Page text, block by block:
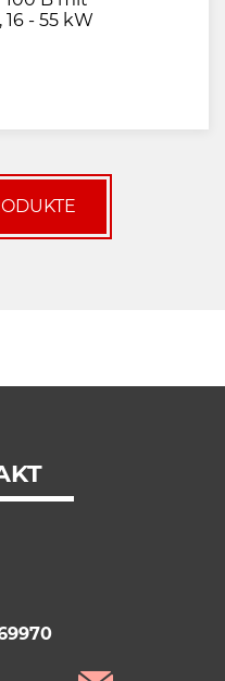
- 55 kW